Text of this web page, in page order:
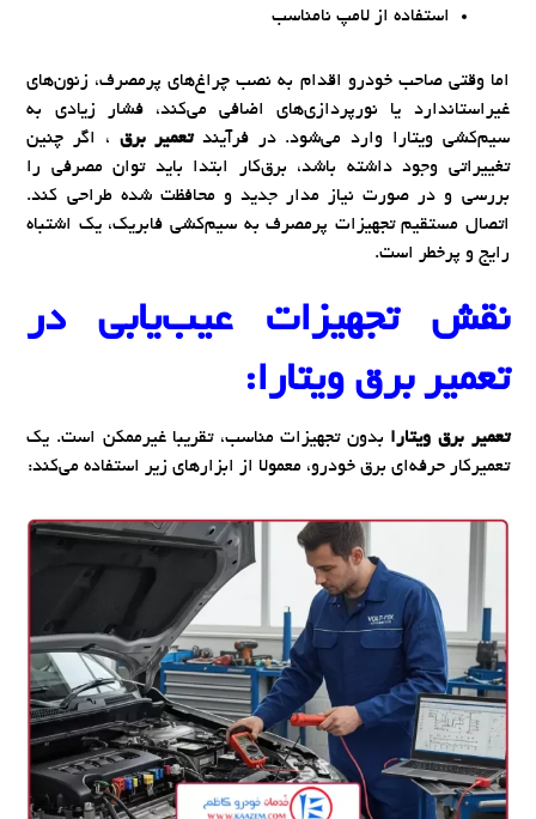
استفاده از لامپ نامناسب
اما وقتی صاحب خودرو اقدام به نصب چراغ‌های پرمصرف، زنون‌های
غیراستاندارد یا نورپردازی‌های اضافی می‌کند، فشار زیادی به
سیم‌کشی ویتارا وارد می‌شود. در فرآیندتعمیر برق ، اگر چنین
تغییراتی وجود داشته باشد، برق‌کار ابتدا باید توان مصرفی را
بررسی و در صورت نیاز مدار جدید و محافظت شده طراحی کند.
اتصال مستقیم تجهیزات پرمصرف به سیم‌کشی فابریک، یک اشتباه
رایج و پرخطر است.
نقش تجهیزات عیب‌یابی در
تعمیر برق ویتارا:
تعمیر برق ویتارا بدون تجهیزات مناسب، تقریبا غیرممکن است. یک
تعمیرکار حرفه‌ای برق خودرو، معمولا از ابزارهای زیر استفاده می‌کند: